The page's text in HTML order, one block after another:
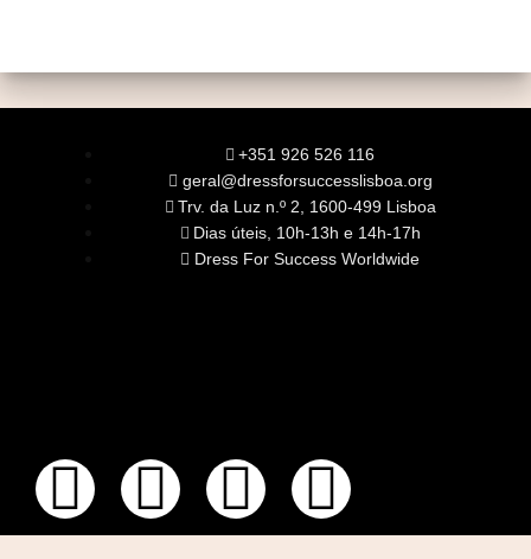
+351 926 526 116
geral@dressforsuccesslisboa.org
Trv. da Luz n.º 2, 1600-499 Lisboa
Dias úteis, 10h-13h e 14h-17h
Dress For Success Worldwide